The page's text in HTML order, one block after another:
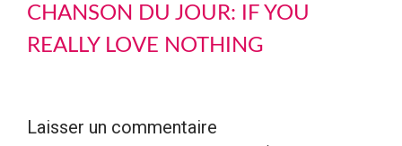
CHANSON DU JOUR: IF YOU
REALLY LOVE NOTHING
Laisser un commentaire